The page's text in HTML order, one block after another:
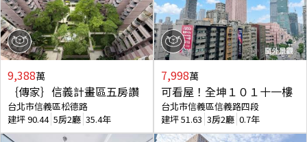
9,388萬
｛傳家｝信義計畫區五房讚
台北市信義區松德路
建坪90.44 5房2廳 35.4年
7,998萬
可看屋！全坤１０１十一樓
台北市信義區信義路四段
建坪51.63 3房2廳 0.7年